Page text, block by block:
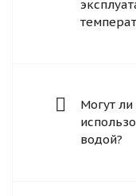
Могут
водой?